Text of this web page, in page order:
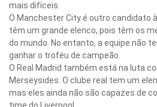
mais difíceis.
O Manchester City é outro candidato
têm um grande elenco, pois têm os
do mundo. No entanto, a equipe não
ganhar o troféu de campeão.
O Real Madrid também está na luta
Merseysides. O clube real tem um
mas eles ainda não são capazes de